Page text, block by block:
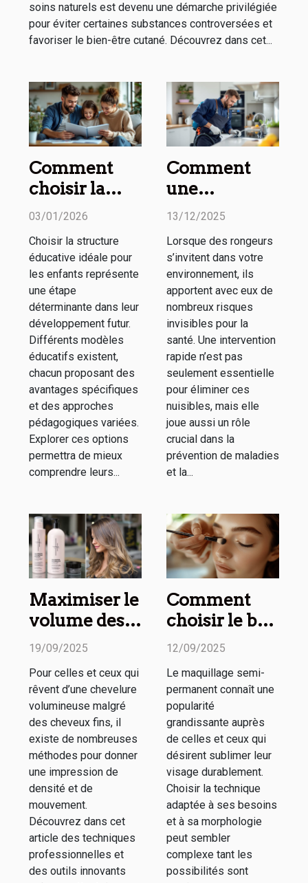
soins naturels est devenu une démarche privilégiée
pour éviter certaines substances controversées et
favoriser le bien-être cutané. Découvrez dans cet...
Comment
choisir la
structure
idéale pour
vos enfants ?
03/01/2026
Choisir la structure
éducative idéale pour
les enfants représente
une étape
déterminante dans leur
développement futur.
Différents modèles
éducatifs existent,
chacun proposant des
avantages spécifiques
et des approches
pédagogiques variées.
Explorer ces options
permettra de mieux
comprendre leurs...
Comment
une
intervention
les rongeurs
protège votre
santé ?
13/12/2025
Lorsque des rongeurs
s’invitent dans votre
environnement, ils
apportent avec eux de
nombreux risques
invisibles pour la
santé. Une intervention
rapide n’est pas
seulement essentielle
pour éliminer ces
nuisibles, mais elle
joue aussi un rôle
crucial dans la
prévention de maladies
et la...
Maximiser le
volume des
cheveux fins :
et outils
19/09/2025
Pour celles et ceux qui
rêvent d’une chevelure
volumineuse malgré
des cheveux fins, il
existe de nombreuses
méthodes pour donner
une impression de
densité et de
mouvement.
Découvrez dans cet
article des techniques
professionnelles et
des outils innovants
Comment
choisir le bon
type de
semi-
permanent
pour votre
visage ?
12/09/2025
Le maquillage semi-
permanent connaît une
popularité
grandissante auprès
de celles et ceux qui
désirent sublimer leur
visage durablement.
Choisir la technique
adaptée à ses besoins
et à sa morphologie
peut sembler
complexe tant les
possibilités sont